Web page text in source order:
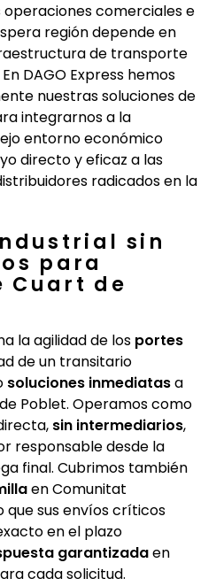
operaciones comerciales e
región depende en
de transporte
DAGO Express hemos
nuestras soluciones de
integrarnos a la
entorno económico
directo y eficaz a las
radicados en la
sin
para
Cuart de
la agilidad de los portes
de un transitario
soluciones inmediatasa
Poblet. Operamos como
sin intermediarios,
responsable desde la
final. Cubrimos también
en Comunitat
que sus envíos críticos
en el plazo
garantizadaen
cada solicitud.